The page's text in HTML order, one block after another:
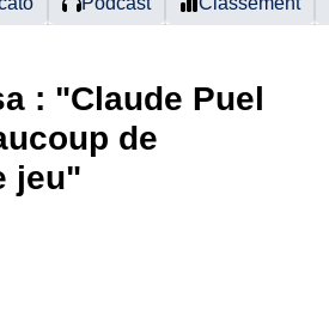
: "Claude Puel
de
jeu"